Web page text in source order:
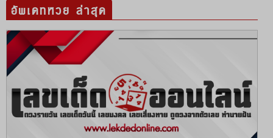
อัพเดทหวย ล่าสุด